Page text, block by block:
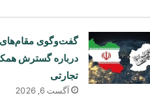
گفت‌وگوی مقام‌های
درباره گسترش
تجارتی
آگست 6, 2026